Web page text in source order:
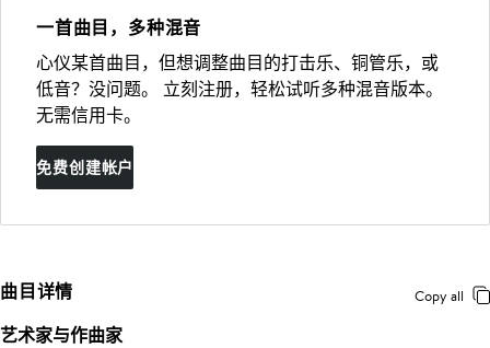
一首曲目，多种混音
心仪某首曲目，但想调整曲目的打击乐、铜管乐，或
低音？没问题。 立刻注册，轻松试听多种混音版本。
无需信用卡。
免费创建帐户
曲目详情 Copy all
艺术家与作曲家